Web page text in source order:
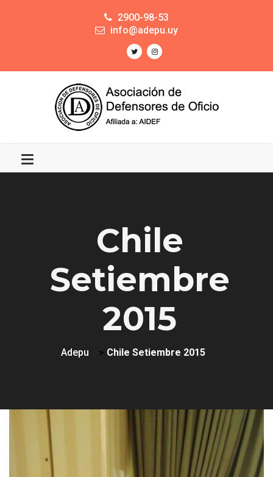
2900-98-53
info@adepu.uy
Chile
Setiembre
2015
Adepu > Chile Setiembre 2015